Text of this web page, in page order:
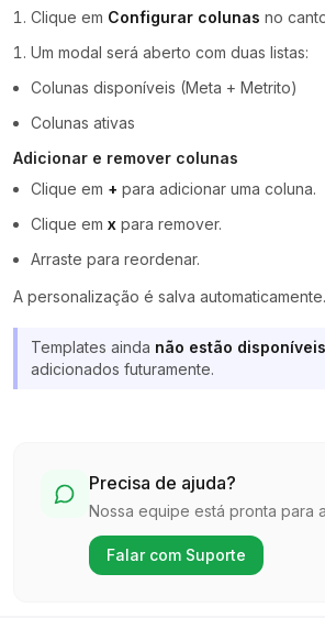
Clique em Configurar colunas no
Um modal será aberto com duas listas:
Colunas disponíveis (Meta + Metrito)
Colunas ativas
Adicionar e remover colunas
Clique em + para adicionar uma coluna.
Clique em x para remover.
Arraste para reordenar.
A personalização é salva automaticamente.
Templates ainda não estão disponíveis
adicionados futuramente.
Precisa de ajuda?
Nossa equipe está pronta para
Falar com Suporte